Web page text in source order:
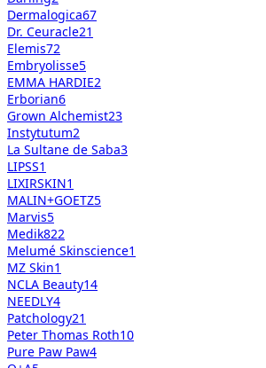
Dermalogica67
Dr. Ceuracle21
Elemis72
Embryolisse5
EMMA HARDIE2
Erborian6
Grown Alchemist23
Instytutum2
La Sultane de Saba3
LIPSS1
LIXIRSKIN1
MALIN+GOETZ5
Marvis5
Medik822
Melumé Skinscience1
MZ Skin1
NCLA Beauty14
NEEDLY4
Patchology21
Peter Thomas Roth10
Pure Paw Paw4